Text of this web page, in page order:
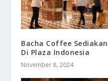
Bacha Coffee
Di Plaza Indonesia
November 8, 2024